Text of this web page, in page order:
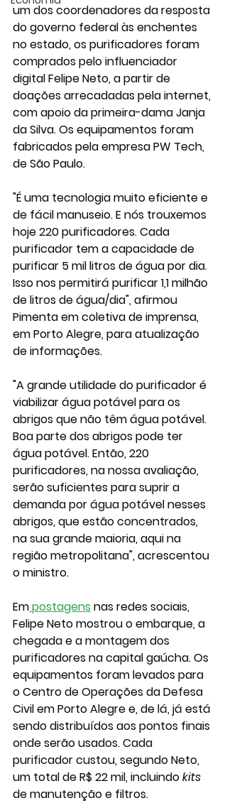
um dos coordenadores da resposta
do governo federal às enchentes
no estado, os purificadores foram
comprados pelo influenciador
digital Felipe Neto, a partir de
doações arrecadadas pela internet,
com apoio da primeira-dama Janja
da Silva. Os equipamentos foram
fabricados pela empresa PW Tech,
de São Paulo.
"É uma tecnologia muito eficiente e
de fácil manuseio. E nós trouxemos
hoje 220 purificadores. Cada
purificador tem a capacidade de
purificar 5 mil litros de água por dia.
Isso nos permitirá purificar 1,1 milhão
de litros de água/dia", afirmou
Pimenta em coletiva de imprensa,
em Porto Alegre, para atualização
de informações.
"A grande utilidade do purificador é
viabilizar água potável para os
abrigos que não têm água potável.
Boa parte dos abrigos pode ter
água potável. Então, 220
purificadores, na nossa avaliação,
serão suficientes para suprir a
demanda por água potável nesses
abrigos, que estão concentrados,
na sua grande maioria, aqui na
região metropolitana", acrescentou
o ministro.
Em postagens nas redes sociais,
Felipe Neto mostrou o embarque, a
chegada e a montagem dos
purificadores na capital gaúcha. Os
equipamentos foram levados para
o Centro de Operações da Defesa
Civil em Porto Alegre e, de lá, já está
sendo distribuídos aos pontos finais
onde serão usados. Cada
purificador custou, segundo Neto,
um total de R$ 22 mil, incluindo kits
de manutenção e filtros.